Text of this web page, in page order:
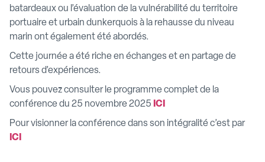
batardeaux ou l’évaluation de la vulnérabilité du territoire
portuaire et urbain dunkerquois à la rehausse du niveau
marin ont également été abordés.
Cette journée a été riche en échanges et en partage de
retours d’expériences.
Vous pouvez consulter le programme complet de la
conférence du 25 novembre 2025 ICI
Pour visionner la conférence dans son intégralité c’est par
ICI